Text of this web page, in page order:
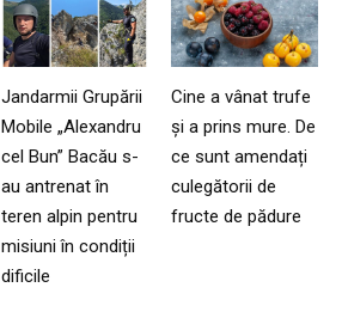
Jandarmii Grupării
Mobile „Alexandru
cel Bun” Bacău s-
au antrenat în
teren alpin pentru
misiuni în condiții
dificile
Cine a vânat trufe
și a prins mure. De
ce sunt amendați
culegătorii de
fructe de pădure